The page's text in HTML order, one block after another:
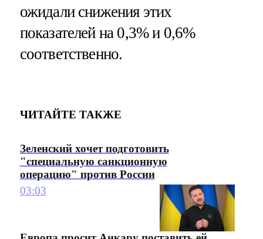
ожидали снижения этих
показателей на 0,3% и 0,6%
соответственно.
ЧИТАЙТЕ ТАКЖЕ
Зеленский хочет подготовить
"специальную санкционную
операцию" против России
03:03